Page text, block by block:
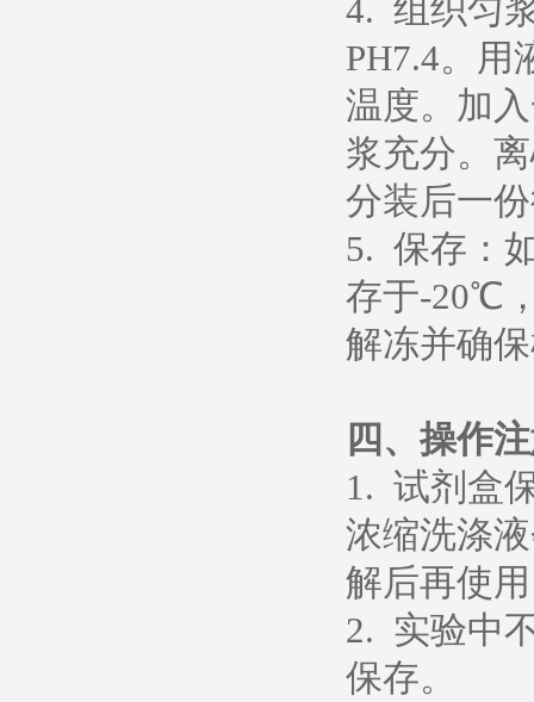
4. 组织匀
PH7.4。
温度。加
浆充分。
分装后一
5. 保存：
存于-20℃
解冻并确
四、操作
1. 试剂盒
浓缩洗涤
解后再使
2. 实验中
保存。